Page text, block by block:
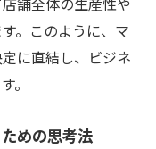
すべきか
めの視点の持
が広がる理由
。このように、マ
に直結し、ビジネ
。
めの思考法